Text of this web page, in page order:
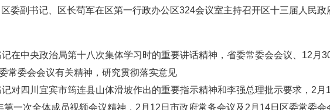
委副书记、区长苟军在区第一行政办公区324会议室主持召开区十三届人民政
在中央政治局第十八次集体学习时的重要讲话精神，省委常委会会议、12月
常委会会议有关精神，研究贯彻落实意见
对四川宜宾市筠连县山体滑坡作出的重要指示精神和李强总理批示要求，2
第一次全体成员视频会议精神，2月12日市政府常务会议及2月14日区委常委